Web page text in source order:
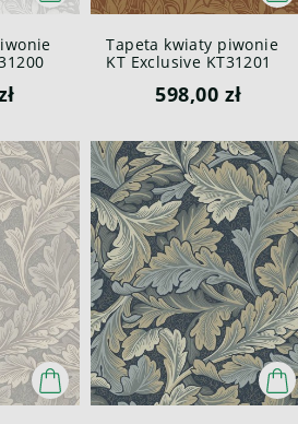
Tapeta kwiaty piwonie
KT Exclusive KT31201
Heritage III598,00 zł